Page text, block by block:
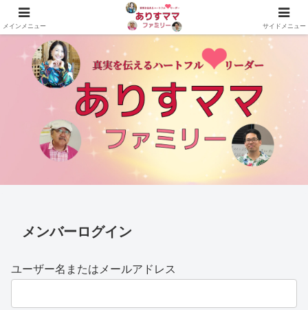
真実を伝えるハートフルリーダーありすママファミリーの公式サイト
メンバーログイン
ユーザー名またはメールアドレス
メインメニュー サイドメニュー